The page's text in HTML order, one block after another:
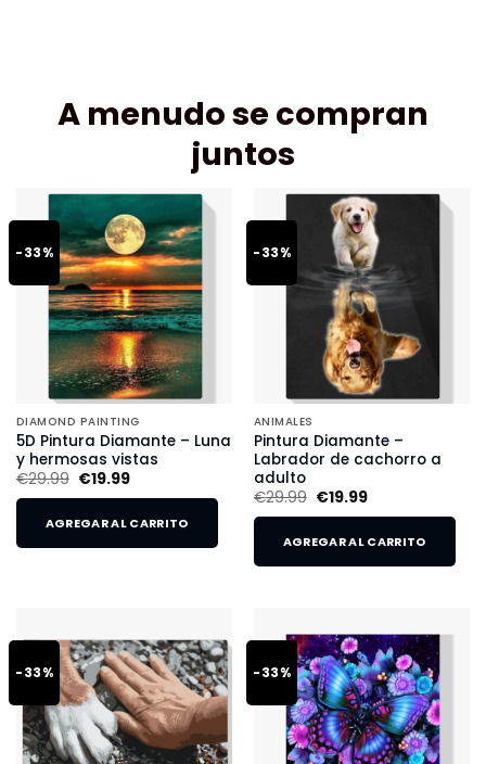
A menudo se compran
juntos
-33%
DIAMOND PAINTING
5D Pintura Diamante – Luna
y hermosas vistas
€29.99 €19.99
AGREGAR AL CARRITO
-33%
ANIMALES
Pintura Diamante –
Labrador de cachorro a
adulto
€29.99 €19.99
AGREGAR AL CARRITO
-33% -33%